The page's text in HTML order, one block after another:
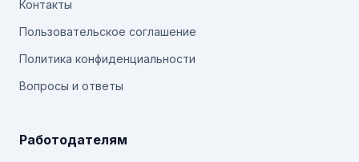
Контакты
Пользовательское соглашение
Политика конфиденциальности
Вопросы и ответы
Работодателям